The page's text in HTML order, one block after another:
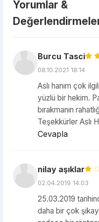
Yorumlar &
Burcu Tasci
08.10.2021 18:14
Aslı hanım çok
yüzlü bir hekim.
bırakmanın
Teşekkürler Aslı
Cevapla
nilay aşıklar
02.04.2019 14:03
25.03.2019
daha bir çok